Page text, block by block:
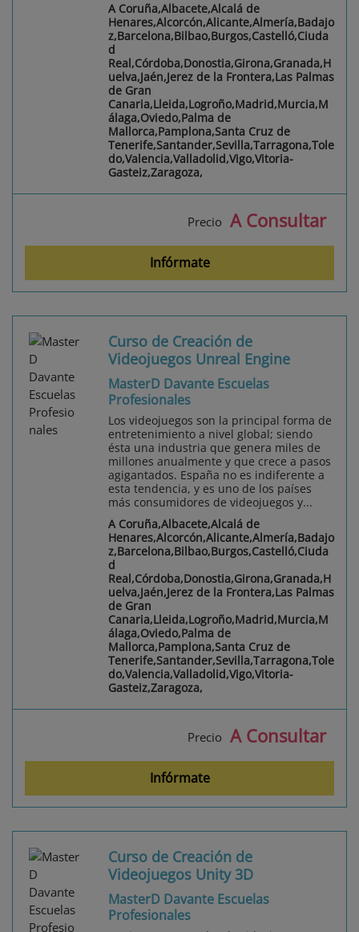
A Coruña,Albacete,Alcalá de
Henares,Alcorcón,Alicante,Almería,Badajo
z,Barcelona,Bilbao,Burgos,Castelló,Ciuda
d
Real,Córdoba,Donostia,Girona,Granada,H
uelva,Jaén,Jerez de la Frontera,Las Palmas
de Gran
Canaria,Lleida,Logroño,Madrid,Murcia,M
álaga,Oviedo,Palma de
Mallorca,Pamplona,Santa Cruz de
Tenerife,Santander,Sevilla,Tarragona,Tole
do,Valencia,Valladolid,Vigo,Vitoria-
Gasteiz,Zaragoza,
Precio A Consultar
Infórmate
Curso de Creación de
Videojuegos Unreal Engine
MasterD Davante Escuelas
Profesionales
Los videojuegos son la principal forma de
entretenimiento a nivel global; siendo
ésta una industria que genera miles de
millones anualmente y que crece a pasos
agigantados. España no es indiferente a
esta tendencia, y es uno de los países
más consumidores de videojuegos y...
A Coruña,Albacete,Alcalá de
Henares,Alcorcón,Alicante,Almería,Badajo
z,Barcelona,Bilbao,Burgos,Castelló,Ciuda
d
Real,Córdoba,Donostia,Girona,Granada,H
uelva,Jaén,Jerez de la Frontera,Las Palmas
de Gran
Canaria,Lleida,Logroño,Madrid,Murcia,M
álaga,Oviedo,Palma de
Mallorca,Pamplona,Santa Cruz de
Tenerife,Santander,Sevilla,Tarragona,Tole
do,Valencia,Valladolid,Vigo,Vitoria-
Gasteiz,Zaragoza,
Precio A Consultar
Infórmate
Curso de Creación de
Videojuegos Unity 3D
MasterD Davante Escuelas
Profesionales